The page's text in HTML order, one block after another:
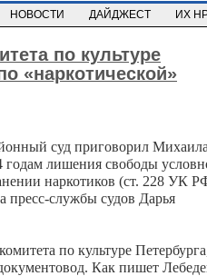
НОВОСТИ ДАЙДЖЕСТ ИХ
по культуре
«наркотической»
суд приговорил
годам лишения свободы
наркотиков (ст. 228 УК
пресс-службы судов Дарья
по культуре
Как пишет